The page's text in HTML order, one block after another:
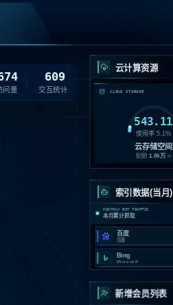
问量
609
交互统计
云计算资源
CLOUD STORAGE
543.11
使用率5.1%
云存储空间
配额 1.06万 M
索引数据(当月)
MONTHLY BOT TRAFFIC
本月累计抓取
百度
百度
Bing
Microsoft
新增会员列表
01 *
NEW MEMBER